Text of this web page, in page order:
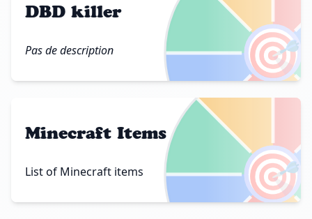
🎯
DBD killer
Pas de description
🎯
Minecraft Items
List of Minecraft items